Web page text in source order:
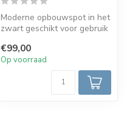
Moderne opbouwspot in het
zwart geschikt voor gebruik
€99,00
Op voorraad